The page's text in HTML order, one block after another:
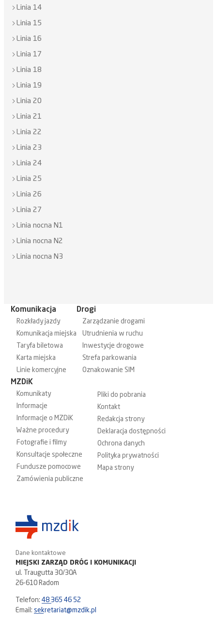
Linia 14
Linia 15
Linia 16
Linia 17
Linia 18
Linia 19
Linia 20
Linia 21
Linia 22
Linia 23
Linia 24
Linia 25
Linia 26
Linia 27
Linia nocna N1
Linia nocna N2
Linia nocna N3
Komunikacja
Rozkłady jazdy
Komunikacja miejska
Taryfa biletowa
Karta miejska
Linie komercyjne
Drogi
Zarządzanie drogami
Utrudnienia w ruchu
Inwestycje drogowe
Strefa parkowania
Oznakowanie SIM
MZDiK
Komunikaty
Informacje
Informacje o MZDiK
Ważne procedury
Fotografie i filmy
Konsultacje społeczne
Fundusze pomocowe
Zamówienia publiczne
Pliki do pobrania
Kontakt
Redakcja strony
Deklaracja dostępności
Ochrona danych
Polityka prywatności
Mapa strony
Dane kontaktowe
MIEJSKI ZARZĄD DRÓG I KOMUNIKACJI
ul. Traugutta 30/30A
26-610 Radom
Telefon:48 365 46 52
Email:sekretariat@mzdik.pl